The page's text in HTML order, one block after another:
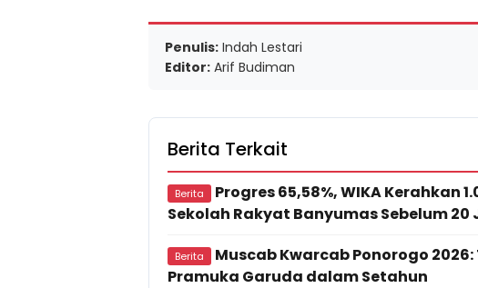
Penulis: Indah Lestari
Editor: Arif Budiman
Berita Terkait
Berita
Progres 65,58%, WIKA Kerahkan
Sekolah Rakyat Banyumas Sebelum 20
Berita
Muscab Kwarcab Ponorogo
Pramuka Garuda dalam Setahun